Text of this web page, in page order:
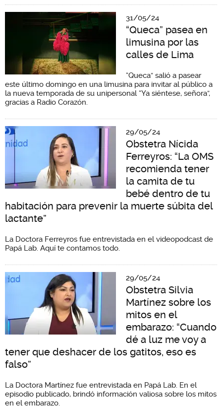
31/05/24
“Queca” pasea en
limusina por las
calles de Lima
“Queca” salió a pasear
este último domingo en una limusina para invitar al público a
la nueva temporada de su unipersonal “Ya siéntese, señora”,
gracias a Radio Corazón.
29/05/24
Obstetra Nícida
Ferreyros: “La OMS
recomienda tener
la camita de tu
bebé dentro de tu
habitación para prevenir la muerte súbita del
lactante”
La Doctora Ferreyros fue entrevistada en el videopodcast de
Papá Lab. Aquí te contamos todo.
29/05/24
Obstetra Silvia
Martínez sobre los
mitos en el
embarazo: “Cuando
dé a luz me voy a
tener que deshacer de los gatitos, eso es
falso”
La Doctora Martínez fue entrevistada en Papá Lab. En el
episodio publicado, brindó información valiosa sobre los mitos
en el embarazo.